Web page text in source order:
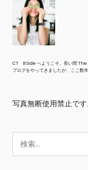
CT B Side へようこそ。長い間
ブログをやってきましたが、ここ数年
写真無断使用禁止です